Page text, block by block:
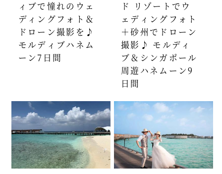
ィブで憧れのウェ
ディングフォト＆
ドローン撮影を♪
モルディブハネム
ーン7日間
ド リゾートでウ
ェディングフォト
＋砂州でドローン
撮影♪ モルディ
ブ＆シンガポール
周遊ハネムーン9
日間